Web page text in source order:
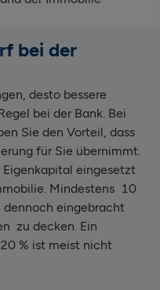
bei der
desto bessere
bei der Bank. Bei
Sie den Vorteil, dass
für Sie übernimmt.
Eigenkapital eingesetzt
Mindestens 10
dennoch eingebracht
zu decken. Ein
% ist meist nicht